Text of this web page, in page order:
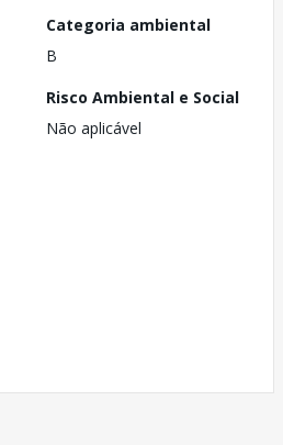
Categoria ambiental
B
Risco Ambiental e Social
Não aplicável